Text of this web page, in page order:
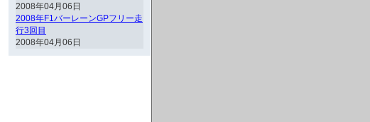
2008年04月06日
2008年F1バーレーンGPフリー走
行3回目
2008年04月06日